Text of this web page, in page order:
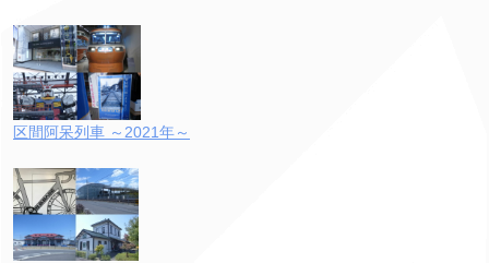
区間阿呆列車 ～2021年～